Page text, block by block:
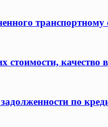
транспортному
стоимости,
по